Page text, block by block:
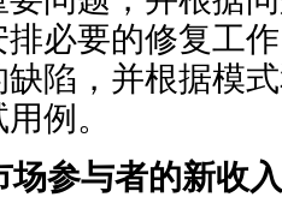
必要的修复工
陷，并根据模
例。
场参与者的新收